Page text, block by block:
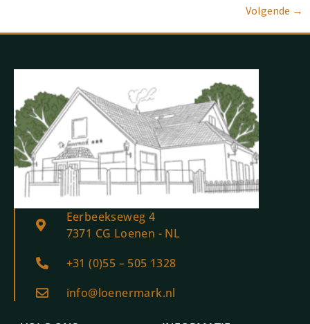
Volgende →
Eerbeekseweg 4
7371 CG Loenen - NL
+31 (0)55 – 505 1328
info@loenermark.nl